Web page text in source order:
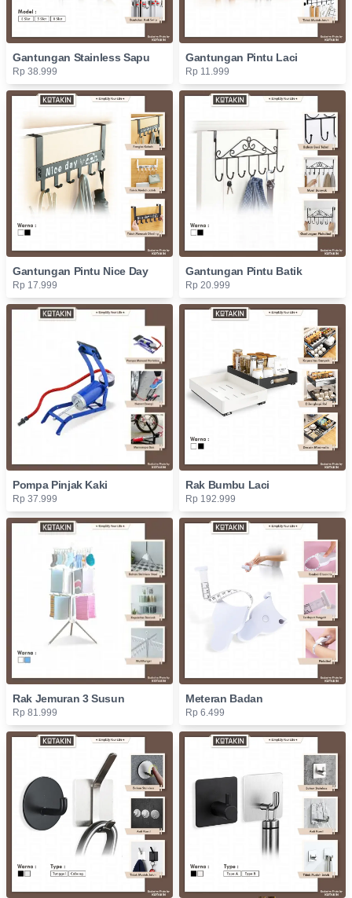
Gantungan Stainless Sapu
Rp 38.999
Gantungan Pintu Laci
Rp 11.999
Gantungan Pintu Nice Day
Rp 17.999
Gantungan Pintu Batik
Rp 20.999
Pompa Pinjak Kaki
Rp 37.999
Rak Bumbu Laci
Rp 192.999
Rak Jemuran 3 Susun
Rp 81.999
Meteran Badan
Rp 6.499